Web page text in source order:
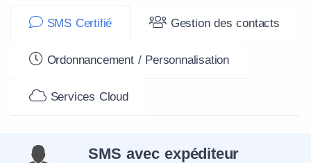
SMS Certifié Gestion des contacts
Ordonnancement / Personnalisation
Services Cloud
SMS avec expéditeur